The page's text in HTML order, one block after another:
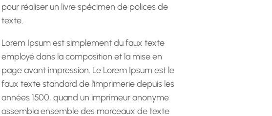
pour réaliser un livre spécimen de polices de
texte.
Lorem Ipsum est simplement du faux texte
employé dans la composition et la mise en
page avant impression. Le Lorem Ipsum est le
faux texte standard de l'imprimerie depuis les
années 1500, quand un imprimeur anonyme
assembla ensemble des morceaux de texte